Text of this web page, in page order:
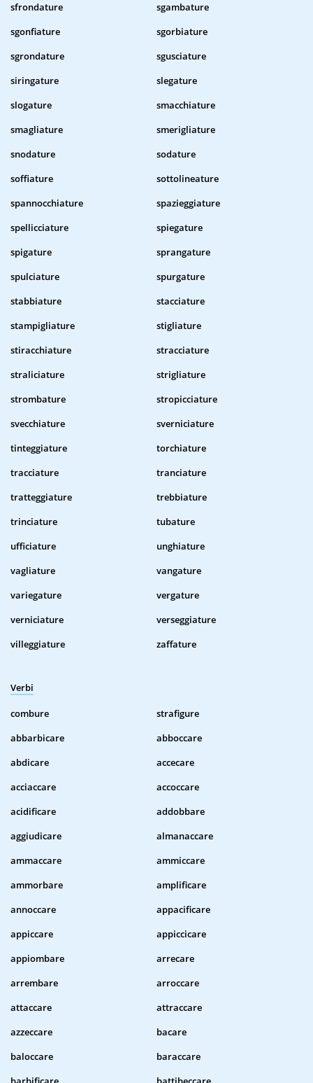
sfrondature
sgambature
sgonfiature
sgorbiature
sgrondature
sgusciature
siringature
slegature
slogature
smacchiature
smagliature
smerigliature
snodature
sodature
soffiature
sottolineature
spannocchiature
spazieggiature
spellicciature
spiegature
spigature
sprangature
spulciature
spurgature
stabbiature
stacciature
stampigliature
stigliature
stiracchiature
stracciature
straliciature
strigliature
strombature
stropicciature
svecchiature
sverniciature
tinteggiature
torchiature
tracciature
tranciature
tratteggiature
trebbiature
trinciature
tubature
ufficiature
unghiature
vagliature
vangature
variegature
vergature
verniciature
verseggiature
villeggiature
zaffature
Verbi
combure
strafigure
abbarbicare
abboccare
abdicare
accecare
acciaccare
accoccare
acidificare
addobbare
aggiudicare
almanaccare
ammaccare
ammiccare
ammorbare
amplificare
annoccare
appacificare
appiccare
appiccicare
appiombare
arrecare
arrembare
arroccare
attaccare
attraccare
azzeccare
bacare
baloccare
baraccare